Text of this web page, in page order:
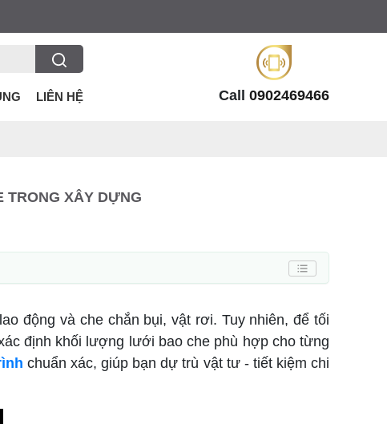
LIÊN HỆ Call 0902469466
TRONG XÂY DỰNG
động và che chắn bụi, vật rơi. Tuy nhiên, để tối
định khối lượng lưới bao che phù hợp cho từng
chuẩn xác, giúp bạn dự trù vật tư - tiết kiệm chi